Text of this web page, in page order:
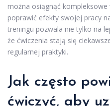
można osiągnąć
poprawić efekty swojej pracy
treningu pozwala nie tylko na
że ćwiczenia stają się
regularnej praktyki.
Jak często
ćwiczyć, aby